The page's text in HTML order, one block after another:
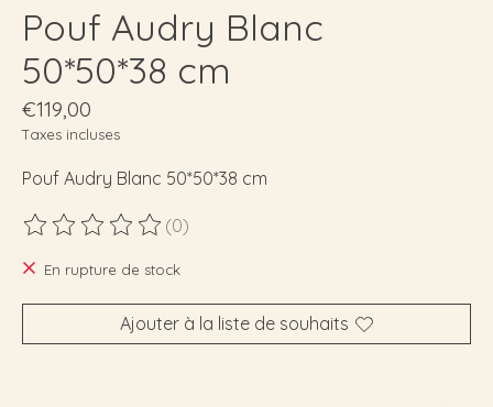
Pouf Audry Blanc
50*50*38 cm
€119,00
Taxes incluses
Pouf Audry Blanc 50*50*38 cm
Ce produit est évalué à
(0)
En rupture de stock
Ajouter à la liste de souhaits